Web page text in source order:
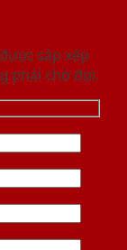
sắp xếp
phải chờ đợi.